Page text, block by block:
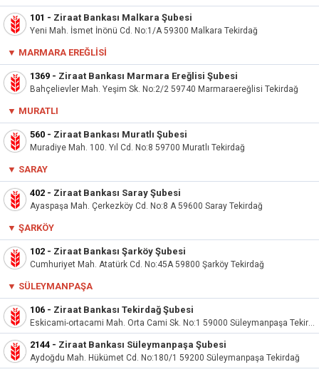
101 - Ziraat Bankası Malkara Şubesi
Yeni Mah. İsmet İnönü Cd. No:1/A 59300 Malkara Tekirdağ
▼ MARMARA EREĞLISI
1369 - Ziraat Bankası Marmara Ereğlisi Şubesi
Bahçelievler Mah. Yeşim Sk. No:2/2 59740 Marmaraereğlisi Tekirdağ
▼ MURATLI
560 - Ziraat Bankası Muratlı Şubesi
Muradiye Mah. 100. Yıl Cd. No:8 59700 Muratlı Tekirdağ
▼ SARAY
402 - Ziraat Bankası Saray Şubesi
Ayaspaşa Mah. Çerkezköy Cd. No:8 A 59600 Saray Tekirdağ
▼ ŞARKÖY
102 - Ziraat Bankası Şarköy Şubesi
Cumhuriyet Mah. Atatürk Cd. No:45A 59800 Şarköy Tekirdağ
▼ SÜLEYMANPAŞA
106 - Ziraat Bankası Tekirdağ Şubesi
Eskicami-ortacami Mah. Orta Cami Sk. No:1 59000 Süleymanpaşa Tekirdağ
2144 - Ziraat Bankası Süleymanpaşa Şubesi
Aydoğdu Mah. Hükümet Cd. No:180/1 59200 Süleymanpaşa Tekirdağ